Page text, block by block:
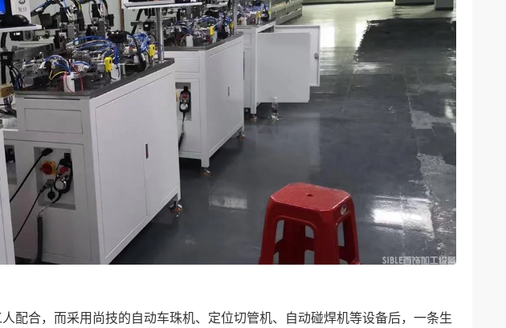
配合，而采用尚技的自动车珠机、定位切管机、自动碰焊机等设备后，一条生